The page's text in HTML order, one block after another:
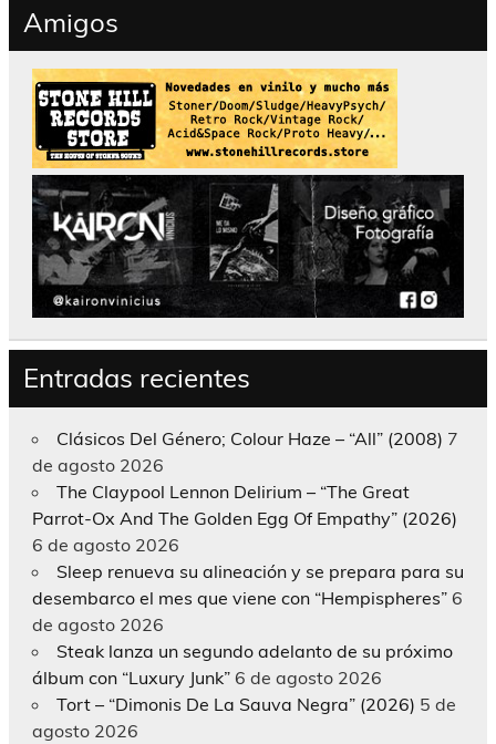
Amigos
Entradas recientes
Clásicos Del Género; Colour Haze – “All” (2008) 7
de agosto 2026
The Claypool Lennon Delirium – “The Great
Parrot-Ox And The Golden Egg Of Empathy” (2026)
6 de agosto 2026
Sleep renueva su alineación y se prepara para su
desembarco el mes que viene con “Hempispheres” 6
de agosto 2026
Steak lanza un segundo adelanto de su próximo
álbum con “Luxury Junk” 6 de agosto 2026
Tort – “Dimonis De La Sauva Negra” (2026) 5 de
agosto 2026